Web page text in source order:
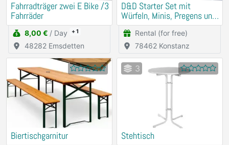
Fahrradträger zwei E Bike /3
Fahrräder
8,00 € / Day + 1
48282 Emsdetten
D&D Starter Set mit
Würfeln, Minis, Pregens und
Zauberkarten
Rental (for free)
78462 Konstanz
Biertischgarnitur
3
Stehtisch